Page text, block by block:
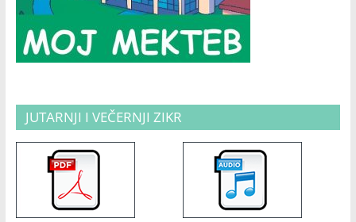
JUTARNJI I VEČERNJI ZIKR